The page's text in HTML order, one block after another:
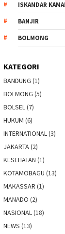
ISKANDAR
BANJIR
BOLMONG
KATEGORI
BANDUNG (1)
BOLMONG (5)
BOLSEL(7)
HUKUM (6)
INTERNATIONAL(3)
JAKARTA(2)
KESEHATAN (1)
KOTAMOBAGU (13)
MAKASSAR (1)
MANADO (2)
NASIONAL(18)
NEWS (13)